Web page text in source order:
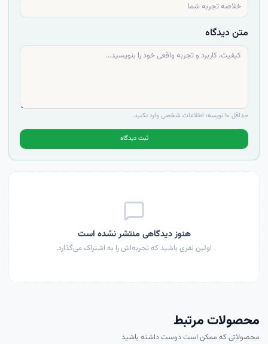
متن دیدگاه
حداقل ۱۰ نویسه؛ اطلاعات شخصی وارد نکنید.
ثبت دیدگاه
هنوز دیدگاهی منتشر نشده است
اولین نفری باشید که تجربه‌اش را به اشتراک می‌گذارد.
محصولات مرتبط
محصولاتی که ممکن است دوست داشته باشید